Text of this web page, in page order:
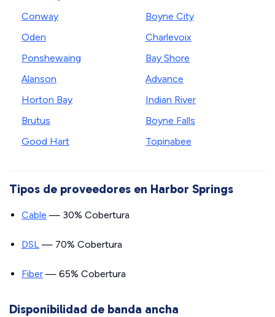
Conway
Oden
Ponshewaing
Alanson
Horton Bay
Brutus
Good Hart
Boyne City
Charlevoix
Bay Shore
Advance
Indian River
Boyne Falls
Topinabee
Tipos de proveedores en Harbor Springs
Cable — 30% Cobertura
DSL — 70% Cobertura
Fiber — 65% Cobertura
Disponibilidad de banda ancha